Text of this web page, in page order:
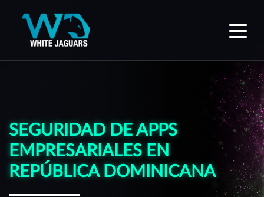
WhiteJaguars — Inicio
SEGURIDAD DE APPS
EMPRESARIALES EN
REPÚBLICA DOMINICANA